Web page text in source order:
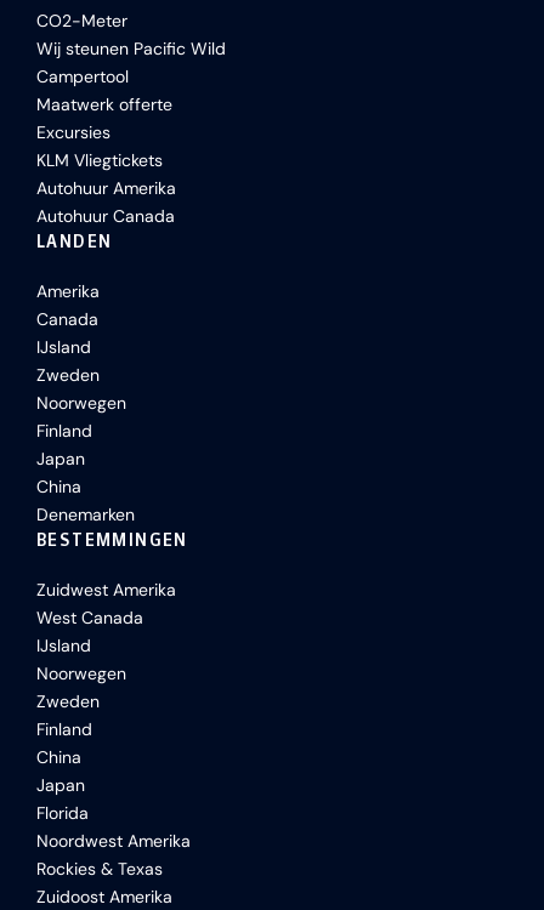
CO2-Meter
Wij steunen Pacific Wild
Campertool
Maatwerk offerte
Excursies
KLM Vliegtickets
Autohuur Amerika
Autohuur Canada
LANDEN
Amerika
Canada
IJsland
Zweden
Noorwegen
Finland
Japan
China
Denemarken
BESTEMMINGEN
Zuidwest Amerika
West Canada
IJsland
Noorwegen
Zweden
Finland
China
Japan
Florida
Noordwest Amerika
Rockies & Texas
Zuidoost Amerika